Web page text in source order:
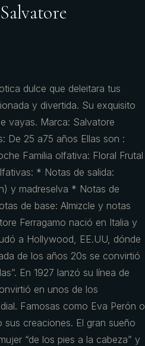
dulce que deleitara tus
y divertida. Su exquisito
vayas. Marca: Salvatore
De 25 a75 años Ellas son :
Familia olfativa: Floral Frutal
* Notas de salida:
y madreselva * Notas de
de base: Almizcle y notas
Ferragamo nació en Italia y
a Hollywood, EE.UU, dónde
de los años 20s se convirtió
En 1927 lanzó su línea de
en unos de los
Famosas como Eva Perón o
creaciones. El gran sueño
“de los pies a la cabeza” y